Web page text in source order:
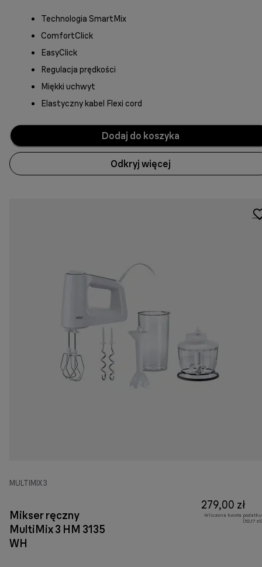
Technologia SmartMix
ComfortClick
EasyClick
Regulacja prędkości
Miękki uchwyt
Elastyczny kabel Flexi cord
Dodaj do koszyka
Odkryj więcej
MULTIMIX 3
Mikser ręczny
MultiMix 3 HM 3135
WH
279,00 zł
Wliczona kwota podatku
(52,17